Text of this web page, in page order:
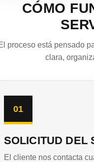
CÓMO
proceso está pensado
clara,
01
SOLICITUD DEL
El cliente nos contacta